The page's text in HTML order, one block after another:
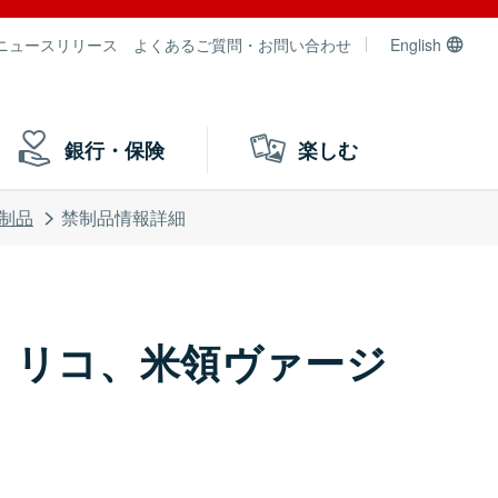
ュースリリース よくあるご質問・お問い合わせ English
銀行・保険 楽しむ
品 禁制品情報詳細
コ、米領ヴァージ